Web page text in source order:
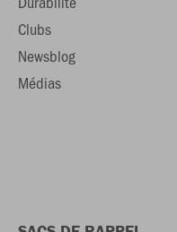
Clubs
Newsblog
Médias